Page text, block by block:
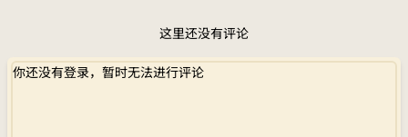
这里还没有评论
你还没有登录，暂时无法进行评论